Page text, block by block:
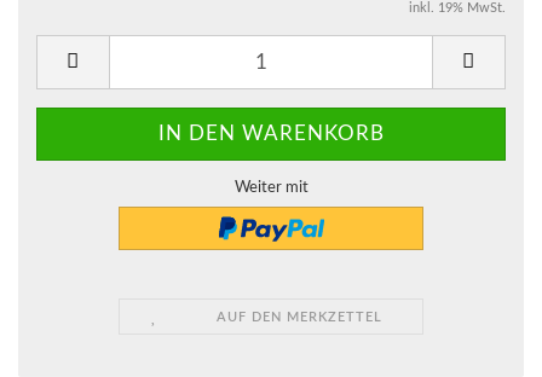
inkl. 19% MwSt.
Weiter mit
AUF DEN MERKZETTEL